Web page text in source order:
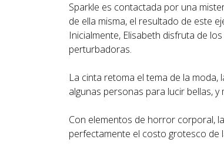
Sparkle es contactada por una
de ella misma, el resultado de este
Inicialmente, Elisabeth disfruta de
perturbadoras.
La cinta retoma el tema de la
algunas personas para lucir bellas,
Con elementos de horror corporal,
perfectamente el costo grotesco de